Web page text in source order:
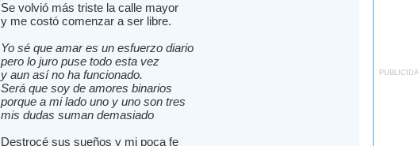
Se volvió más triste la calle mayor
y me costó comenzar a ser libre.
Yo sé que amar es un esfuerzo diario
pero lo juro puse todo esta vez
y aun así no ha funcionado.
Será que soy de amores binarios
porque a mi lado uno y uno son tres
mis dudas suman demasiado
Destrocé sus sueños y mi poca fe